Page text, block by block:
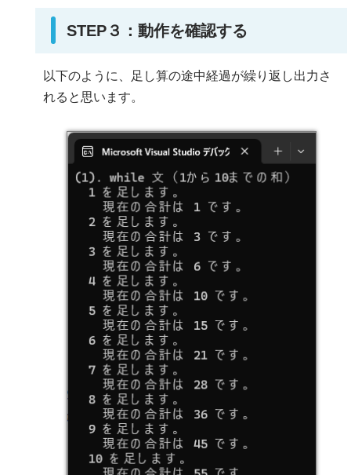
STEP３：動作を確認する
以下のように、足し算の途中経過が繰り返し出力さ
れると思います。